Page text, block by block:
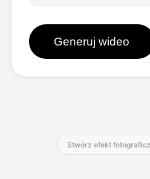
Blog
Generuj wideo
Stwórz efekt